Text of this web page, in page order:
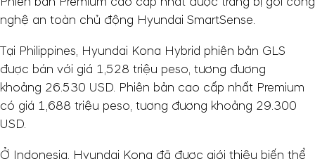
nghệ an toàn chủ động Hyundai SmartSense.
Tại Philippines, Hyundai Kona Hybrid phiên bản GLS
được bán với giá 1,528 triệu peso, tương đương
khoảng 26.530 USD. Phiên bản cao cấp nhất Premium
có giá 1,688 triệu peso, tương đương khoảng 29.300
USD.
Ở Indonesia, Hyundai Kona đã được giới thiệu biến thể